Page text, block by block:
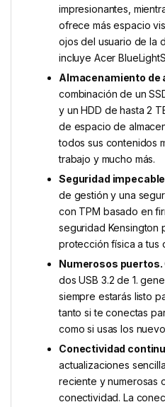
impresionantes,
ofrece más espacio
ojos del usuario de la
incluye Acer
Almacenamiento de
combinación de un
y un HDD de hasta 2
de espacio de
todos sus contenidos
trabajo y mucho más.
Seguridad
de gestión y una
con TPM basado en
seguridad Kensington
protección física a tus
Numerosos puertos.
dos USB 3.2 de 1.
siempre estarás listo
tanto si te conectas
como si usas los
Conectividad
actualizaciones
reciente y numerosas
conectividad. La